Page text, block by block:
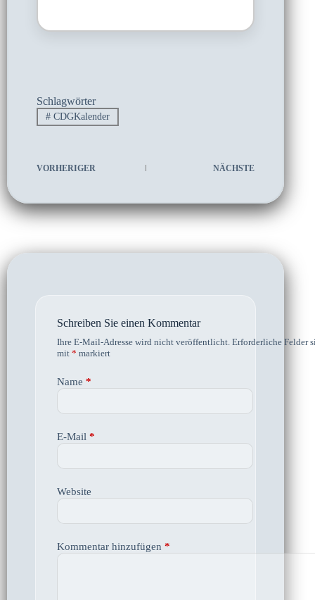
Schlagwörter
#CDGKalender
VORHERIGER NÄCHSTE
Schreiben Sie einen Kommentar
Ihre E-Mail-Adresse wird nicht veröffentlicht. Erforderliche Felder
mit * markiert
Name *
E-Mail *
Website
Kommentar hinzufügen *